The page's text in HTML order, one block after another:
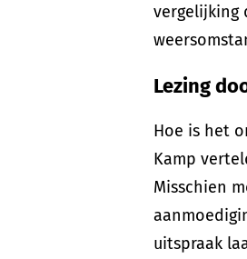
vergelijking
Lezing
Hoe is het
Kamp
Misschien
uitspraak